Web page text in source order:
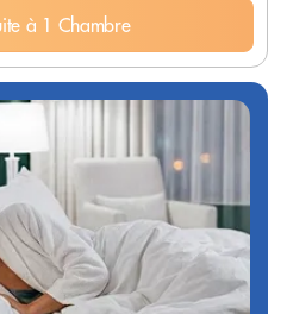
à 1 Chambre